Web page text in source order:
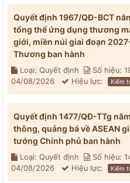
Quyết định 1967/QĐ-BCT
tổng thể ứng dụng thương
giới, miền núi giai đoạn
Thương ban hành
Loại: Quyết định Số hiệu:
04/08/2026
Hiệu lực: Kiểm
Quyết định 1477/QĐ-TTg
thông, quảng bá về ASEAN
tướng Chính phủ ban hành
Loại: Quyết định Số hiệu:
04/08/2026
Hiệu lực: Kiểm